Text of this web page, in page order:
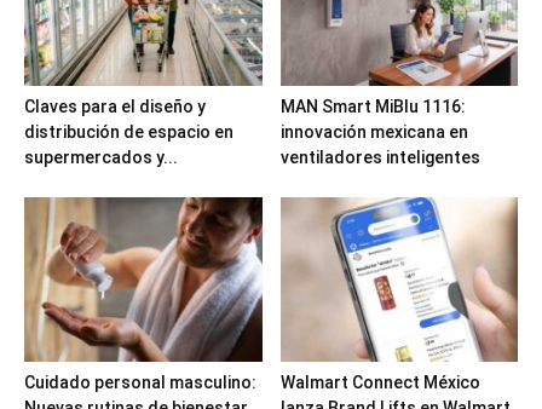
Claves para el diseño y
distribución de espacio en
supermercados y...
MAN Smart MiBlu 1116:
innovación mexicana en
ventiladores inteligentes
Cuidado personal masculino:
Walmart Connect México